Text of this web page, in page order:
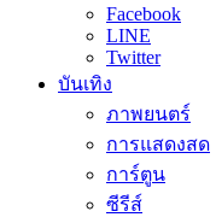
Facebook
LINE
Twitter
บันเทิง
ภาพยนตร์
การแสดงสด
การ์ตูน
ซีรีส์